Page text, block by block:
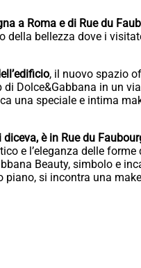
a Roma e di Rue du
della bellezza dove i
, il nuovo spazio
Dolce&Gabbana in un
una speciale e intima
è in Rue du
e l’eleganza delle forme
Beauty, simbolo e
si incontra una